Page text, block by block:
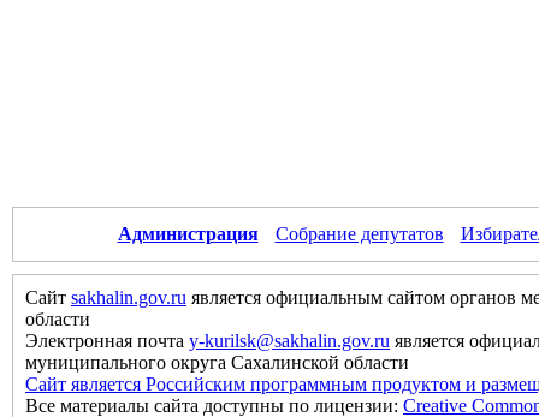
Администрация Собрание депутатов
Сайт sakhalin.gov.ru является официальным сайтом органов
области
Электронная почта y-kurilsk@sakhalin.gov.ru является
муниципального округа Сахалинской области
Сайт является Российским программным продуктом и
Все материалы сайта доступны по лицензии: Creative